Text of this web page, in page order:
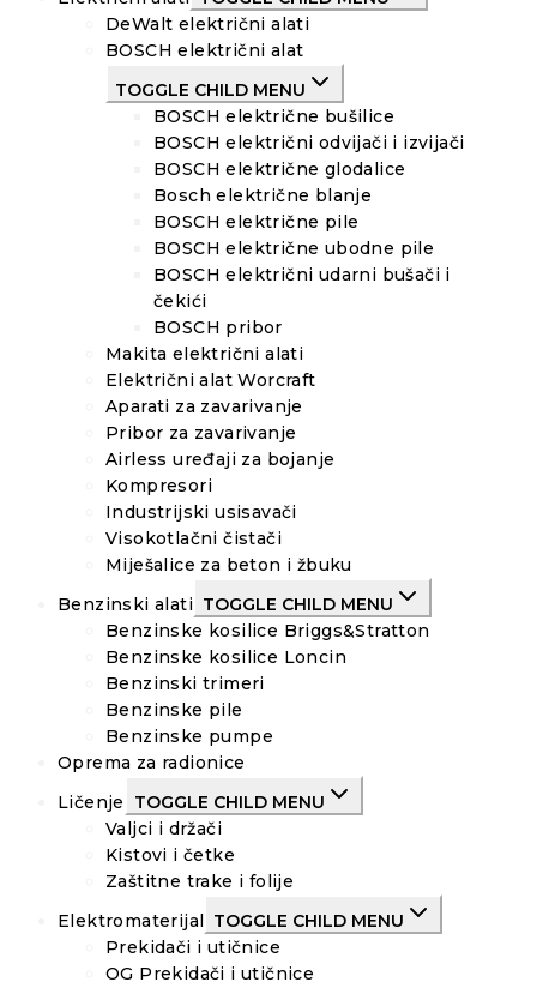
DeWalt električni alati
BOSCH električni alat
TOGGLE CHILD MENU
BOSCH električne bušilice
BOSCH električni odvijači i izvijači
BOSCH električne glodalice
Bosch električne blanje
BOSCH električne pile
BOSCH električne ubodne pile
BOSCH električni udarni bušači i
čekići
BOSCH pribor
Makita električni alati
Električni alat Worcraft
Aparati za zavarivanje
Pribor za zavarivanje
Airless uređaji za bojanje
Kompresori
Industrijski usisavači
Visokotlačni čistači
Miješalice za beton i žbuku
Benzinski alati TOGGLE CHILD MENU
Benzinske kosilice Briggs&Stratton
Benzinske kosilice Loncin
Benzinski trimeri
Benzinske pile
Benzinske pumpe
Oprema za radionice
Ličenje
TOGGLE CHILD MENU
Valjci i držači
Kistovi i četke
Zaštitne trake i folije
Elektromaterijal
TOGGLE CHILD MENU
Prekidači i utičnice
OG Prekidači i utičnice